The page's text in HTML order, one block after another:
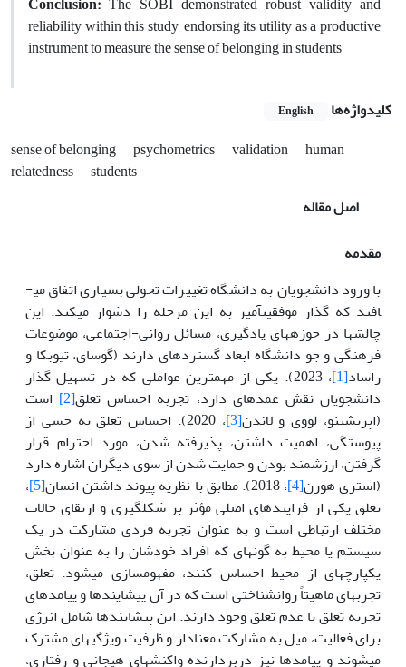
reliability within this study, endorsing its utility as a productive
instrument to measure the sense of belonging in students
کلیدواژه‌ها English
sense of belonging psychometrics validation
human
relatedness
students
اصل مقاله
مقدمه
با ورود دانشجویان به دانشگاه تغییرات تحولی بسیاری اتفاق می­
افتد که گذار موفقیت­آمیز به این مرحله را دشوار می­کند. این
چالش­ها در حوزه­های یادگیری، مسائل روانی-اجتماعی، موضوعات
فرهنگی و جو دانشگاه ابعاد گسترده­ای دارند (گوسای، تیوبکا و
راساد[1]
، 2023). یکی از مهم­ترین عواملی که در تسهیل گذار
دانشجویان نقش عمده­ای دارد، تجربه احساس تعلق[2]
است
(اپریشینو، لووی و لاندن[3]
، 2020). احساس تعلق به حسی از
پیوستگی، اهمیت داشتن، پذیرفته شدن، مورد احترام قرار
گرفتن، ارزشمند بودن و حمایت شدن از سوی دیگران اشاره دارد
(استری هورن[4] ، 2018). مطابق با نظریه پیوند داشتن انسان [5] ،
تعلق یکی از فرایندهای اصلی مؤثر بر شکل­گیری و ارتقای حالات
مختلف ارتباطی است و به عنوان تجربه فردی مشارکت در یک
سیستم یا محیط به گونه­ای که افراد خودشان را به عنوان بخش
یکپارچه­ای از محیط احساس کنند، مفهوم­سازی می­شود. تعلق،
تجربه­ای ماهیتاً روان­شناختی است که در آن پیشایندها و پیامدهای
تجربه تعلق یا عدم تعلق وجود دارند. این پیشایندها شامل انرژی
برای فعالیت، میل به مشارکت معنادار و ظرفیت ویژگی­های مشترک
می­شوند و پیامدها نیز دربردارنده واکنش­های هیجانی و رفتاری،